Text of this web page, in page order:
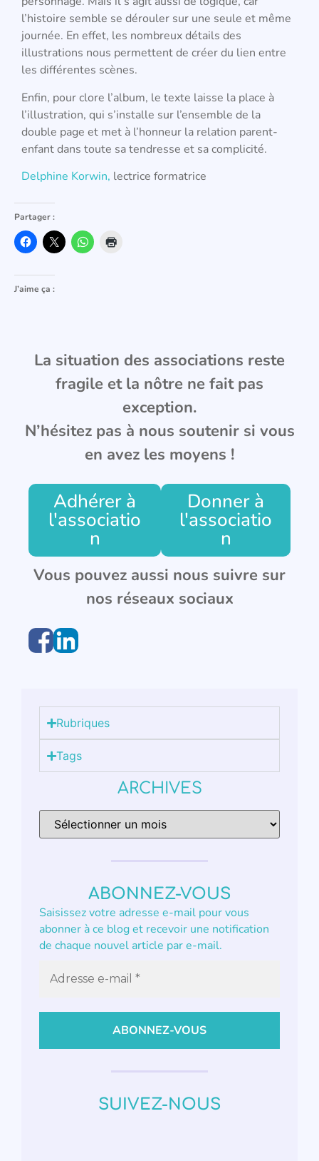
l’histoire semble se dérouler sur une seule et même
journée. En effet, les nombreux détails des
illustrations nous permettent de créer du lien entre
les différentes scènes.
Enfin, pour clore l’album, le texte laisse la place à
l’illustration, qui s’installe sur l’ensemble de la
double page et met à l’honneur la relation parent-
enfant dans toute sa tendresse et sa complicité.
Delphine Korwin, lectrice formatrice
Partager :
J’aime ça :
La situation des associations reste
fragile et la nôtre ne fait pas
exception.
N’hésitez pas à nous soutenir si vous
en avez les moyens !
Adhérer à
l'associatio
n
Donner à
l'associatio
n
Vous pouvez aussi nous suivre sur
nos réseaux sociaux
Rubriques
Tags
ARCHIVES
ABONNEZ-VOUS
Saisissez votre adresse e-mail pour vous
abonner à ce blog et recevoir une notification
de chaque nouvel article par e-mail.
SUIVEZ-NOUS